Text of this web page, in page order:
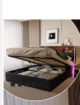
Polsterbett
hebbarem
Lattenrost, PU,
(34)
279,99 € UVP